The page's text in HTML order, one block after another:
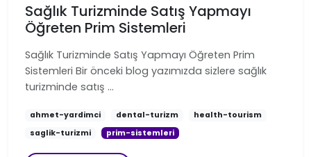
Sağlık Turizminde Satış Yapmayı
Öğreten Prim Sistemleri
Sağlık Turizminde Satış Yapmayı Öğreten Prim
Sistemleri Bir önceki blog yazımızda sizlere sağlık
turizminde satış …
ahmet-yardimci dental-turizm
health-tourism
saglik-turizmi
prim-sistemleri